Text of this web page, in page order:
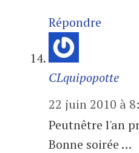
Répondre
CLquipopotte
22 juin 2010 à
Peutnêtre l'an
Bonne soirée …